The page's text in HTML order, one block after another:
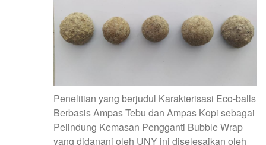
Penelitian yang berjudul Karakterisasi Eco-balls
Berbasis Ampas Tebu dan Ampas Kopi sebagai
Pelindung Kemasan Pengganti Bubble Wrap
yang didanani oleh UNY ini diselesaikan oleh